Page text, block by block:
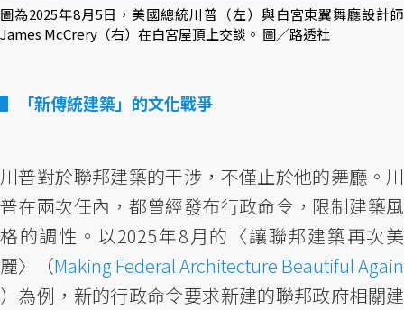
圖為2025年8月5日，美國總統川普（左）與白宮東翼舞廳設計師
James McCrery（右）在白宮屋頂上交談。 圖／路透社
「新傳統建築」的文化戰爭
川普對於聯邦建築的干涉，不僅止於他的舞廳。川
普在兩次任內，都曾經發布行政命令，限制建築風
格的調性。以2025年8月的〈讓聯邦建築再次美
麗〉（Making Federal Architecture Beautiful Again
）為例，新的行政命令要求新建的聯邦政府相關建